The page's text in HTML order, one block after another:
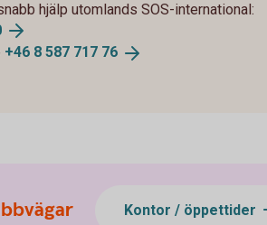
hjälp utomlands SOS-international:
+46 8 587 717 76
Kontor / öppettider